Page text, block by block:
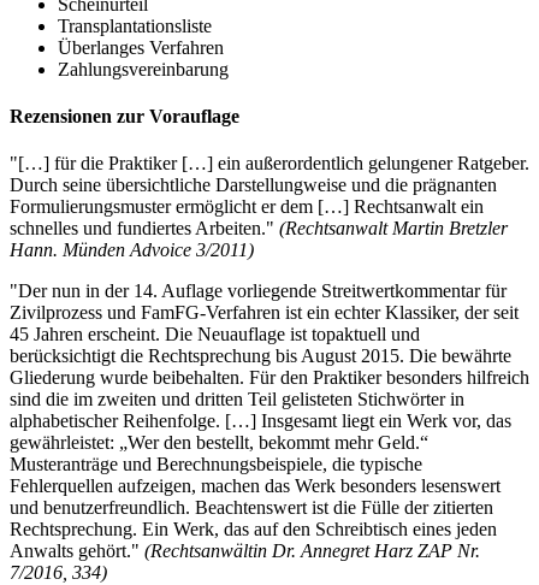
Transplantationsliste
Überlanges Verfahren
Zahlungsvereinbarung
Rezensionen zur Vorauflage
"[…] für die Praktiker […] ein außerordentlich gelungener Ratgeber.
Durch seine übersichtliche Darstellungweise und die prägnanten
Formulierungsmuster ermöglicht er dem […] Rechtsanwalt ein
schnelles und fundiertes Arbeiten." (Rechtsanwalt Martin Bretzler
Hann. Münden Advoice 3/2011)
"Der nun in der 14. Auflage vorliegende Streitwertkommentar für
Zivilprozess und FamFG-Verfahren ist ein echter Klassiker, der seit
45 Jahren erscheint. Die Neuauflage ist topaktuell und
berücksichtigt die Rechtsprechung bis August 2015. Die bewährte
Gliederung wurde beibehalten. Für den Praktiker besonders hilfreich
sind die im zweiten und dritten Teil gelisteten Stichwörter in
alphabetischer Reihenfolge. […] Insgesamt liegt ein Werk vor, das
gewährleistet: „Wer den bestellt, bekommt mehr Geld.“
Musteranträge und Berechnungsbeispiele, die typische
Fehlerquellen aufzeigen, machen das Werk besonders lesenswert
und benutzerfreundlich. Beachtenswert ist die Fülle der zitierten
Rechtsprechung. Ein Werk, das auf den Schreibtisch eines jeden
Anwalts gehört." (Rechtsanwältin Dr. Annegret Harz ZAP Nr.
7/2016, 334)